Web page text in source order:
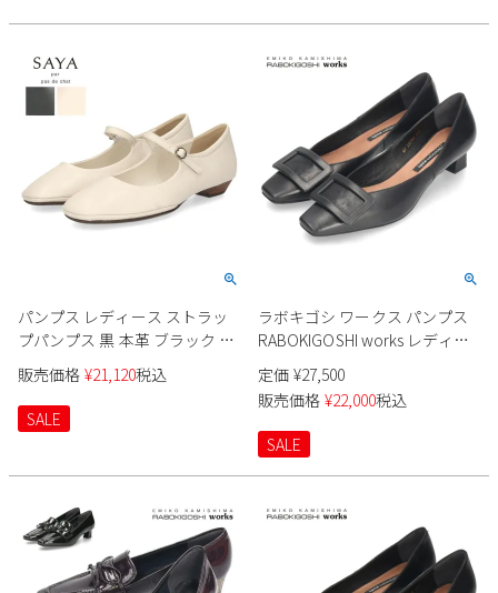
モニー
パンプス レディース ストラッ
プパンプス 黒 本革 ブラック ア
イボリー サヤ 51187 SAYA メリ
ージェーンシューズ スクエア
トゥ 日本製 靴
販売価格 ¥21,120税込
SALE
ラボキゴシ ワークス パンプス
RABOKIGOSHI works レディー
ス 12785 靴 スクエアトウバック
ルパンプス 4cm 本革 日本製
定価 ¥27,500
販売価格 ¥22,000税込
SALE